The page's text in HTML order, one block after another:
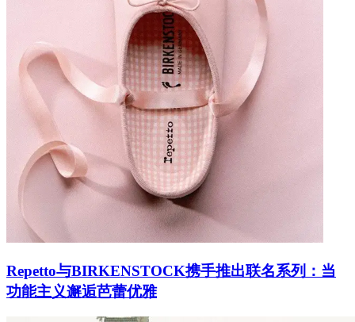
Repetto与BIRKENSTOCK携手推出联名系列：当
功能主义邂逅芭蕾优雅